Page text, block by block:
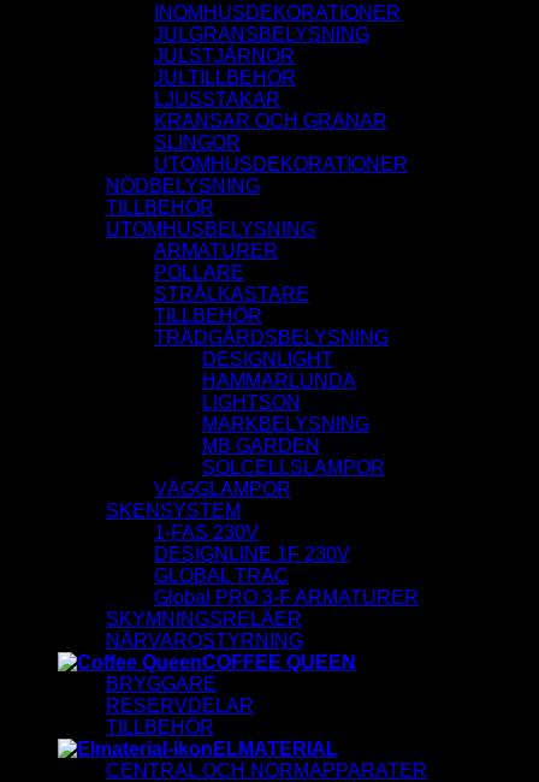
INOMHUSDEKORATIONER
JULGRANSBELYSNING
JULSTJÄRNOR
JULTILLBEHÖR
LJUSSTAKAR
KRANSAR OCH GRANAR
SLINGOR
UTOMHUSDEKORATIONER
NÖDBELYSNING
TILLBEHÖR
UTOMHUSBELYSNING
ARMATURER
POLLARE
STRÅLKASTARE
TILLBEHÖR
TRÄDGÅRDSBELYSNING
DESIGNLIGHT
HAMMARLUNDA
LIGHTSON
MARKBELYSNING
MB GARDEN
SOLCELLSLAMPOR
VÄGGLAMPOR
SKENSYSTEM
1-FAS 230V
DESIGNLINE 1F 230V
GLOBAL TRAC
Global PRO 3-F ARMATURER
SKYMNINGSRELÄER
NÄRVAROSTYRNING
COFFEE QUEEN
BRYGGARE
RESERVDELAR
TILLBEHÖR
ELMATERIAL
CENTRAL OCH NORMAPPARATER